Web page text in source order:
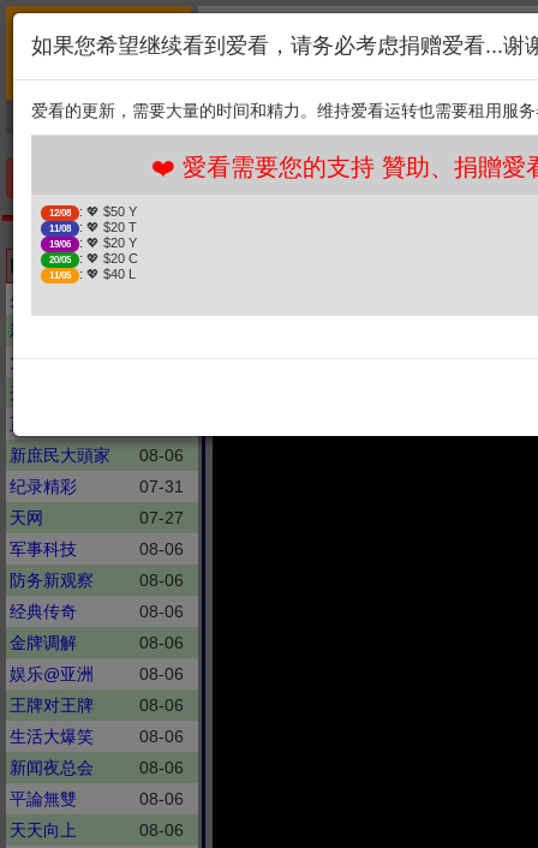
新闻
综艺 剧集
捐贈幫助
❤️ 愛看需要您的支持
: 💖 $50 Y
11/08
19/06 : 💖 $20 Y
2. 点击捐赠
Latest updates
央视财经评论
新聞大白話
大新聞大爆卦
08-06
开讲啦
正常發揮
新庶民大頭家
08-06
纪录精彩
07-31
天网
07-27
军事科技
08-06
防务新观察
08-06
经典传奇
08-06
金牌调解
08-06
娱乐@亚洲
08-06
王牌对王牌
08-06
生活大爆笑
08-06
新闻夜总会
08-06
平論無雙
08-06
天天向上
08-06
如果您希望继续看到爱看，请务必考虑捐赠爱看...谢
爱看的更新，需要大量的时间和精力。维持爱看运转也需要租用服
❤️ 愛看需要您的支持 贊助、捐贈愛看
12/08 : 💖 $50 Y
11/08 : 💖 $20 T
19/06 : 💖 $20 Y
20/05 : 💖 $20 C
11/05 : 💖 $40 L